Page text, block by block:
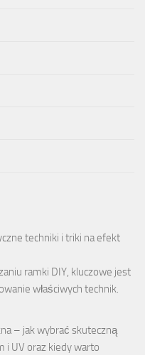
techniki i triki na efekt
ramki DIY, kluczowe jest
właściwych technik.
– jak wybrać skuteczną
i UV oraz kiedy warto